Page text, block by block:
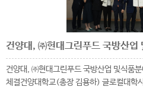
건양대, ㈜현대그린푸드 국방산업 및식품
체결건양대학교(총장 김용하) 글로컬대학